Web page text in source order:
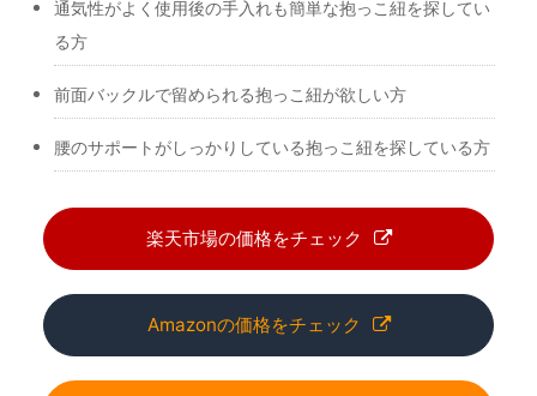
通気性がよく使用後の手入れも簡単な抱っこ紐を探してい
る方
前面バックルで留められる抱っこ紐が欲しい方
腰のサポートがしっかりしている抱っこ紐を探している方
楽天市場の価格をチェック
Amazonの価格をチェック